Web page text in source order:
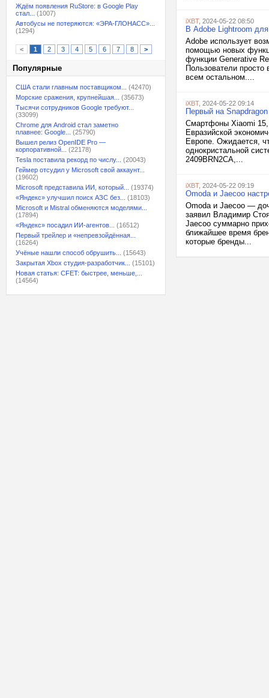
Ждём появления RuStore: в Google Play
стал...
(1007)
Автобусы не потеряются: «ЭРА-ГЛОНАСС»...
(1294)
< 1 2 3 4 5 6 7 8 >
Популярные
США стали главным поставщиком...
(42470)
Морские сражения, крупнейшая...
(35673)
Тысячи сотрудников Google требуют...
(33099)
Chrome для Android стал заметно
плавнее: Google...
(25790)
Вышел релиз OpenIDE Pro —
корпоративной...
(22178)
Tesla поставила рекорд по числу...
(20043)
Геймер отсудил у Microsoft свой аккаунт...
(19602)
Microsoft представила ИИ, который...
(19374)
«Яндекс» улучшил поиск АЗС без...
(18103)
Microsoft и Mistral обменяются моделями...
(17894)
«Яндекс» посадил ИИ-агентов...
(16512)
Первый трейлер и «непревзойдённая...
(16264)
Учёные нашли способ обрушить...
(15643)
Закрытая Xbox студия-разработчик...
(15101)
Новая статья: CFET: быстрее, меньше,...
(14564)
iXBT, 2024-05-22 08:50
В Adobe Lightroom
Adobe использует
помощью новых
функции Generative
Пользователи
всем остальном....
iXBT, 2024-05-22 09:14
Первый на
Смартфоны Xiaomi 15,
Евразийской
Европе. Ожидается,
однокристальной
2409BRN2CA,...
iXBT, 2024-05-22 09:19
Omoda и Jaecoo
Omoda и Jaecoo —
заявил Владимир
Jaecoo суммарно
ближайшее время
которые бренды...